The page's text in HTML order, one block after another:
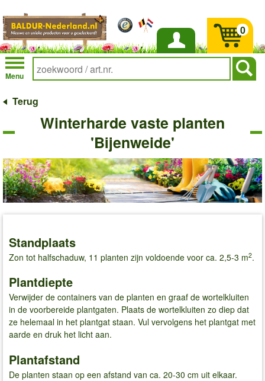
Inloggen
Menu
0
Terug
Winterharde vaste planten
'Bijenweide'
Standplaats
Zon tot halfschaduw, 11 planten zijn voldoende voor ca. 2,5-3 m2.
Plantdiepte
Verwijder de containers van de planten en graaf de wortelkluiten
in de voorbereide plantgaten. Plaats de wortelkluiten zo diep dat
ze helemaal in het plantgat staan. Vul vervolgens het plantgat met
aarde en druk het licht aan.
Plantafstand
De planten staan op een afstand van ca. 20-30 cm uit elkaar.